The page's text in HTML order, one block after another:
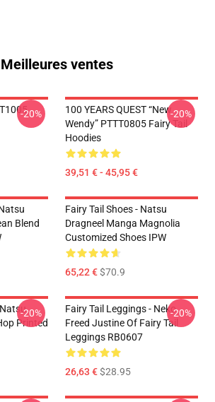
Meilleures ventes
-20%
100 YEARS QUEST “New
Wendy” PTTT0805 Fairy Tail
Hoodies
39,51 € - 45,95 €
-20%
Blend
Fairy Tail Shoes - Natsu
Dragneel Manga Magnolia
Customized Shoes IPW
65,22 €$70.9
Printed
-20%
Fairy Tail Leggings - Neko
Freed Justine Of Fairy Tail
Leggings RB0607
26,63 €$28.95
-20%